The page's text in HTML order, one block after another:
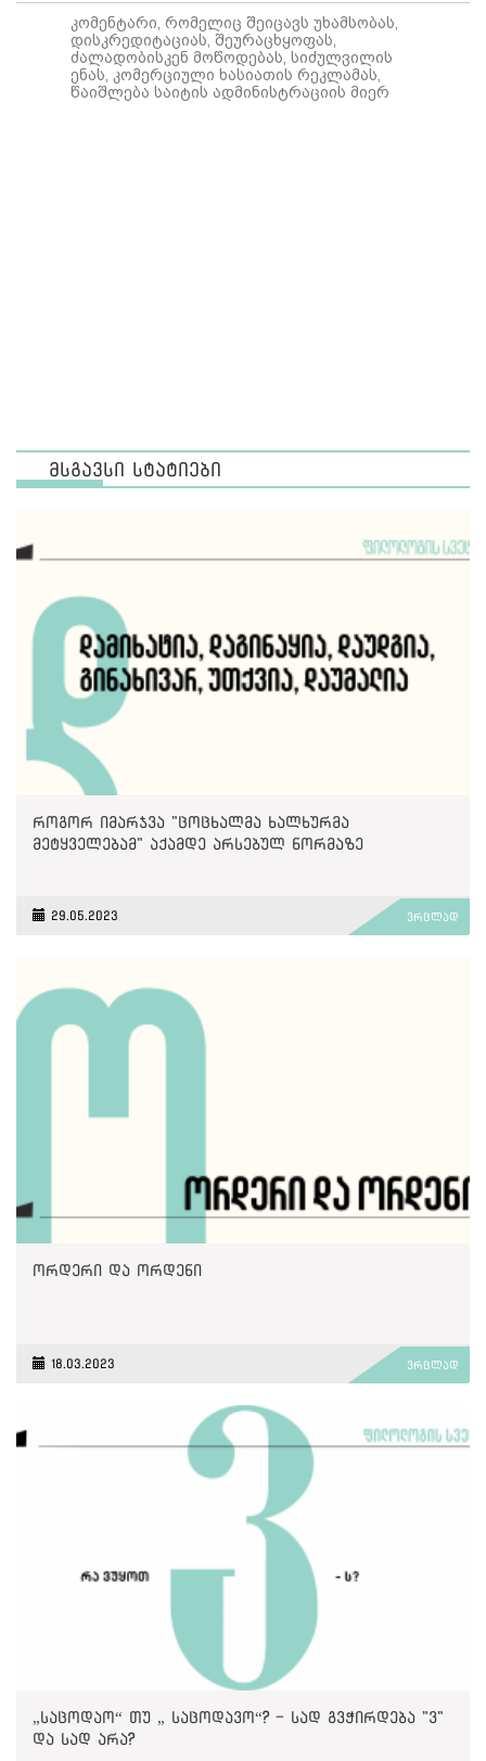
კომენტარი, რომელიც შეიცავს უხამსობას,
დისკრედიტაციას, შეურაცხყოფას,
ძალადობისკენ მოწოდებას, სიძულვილის
ენას, კომერციული ხასიათის რეკლამას,
წაიშლება საიტის ადმინისტრაციის მიერ
მსგავსი სტატიები
როგორ იმარჯვა "ცოცხალმა ხალხურმა
მეტყველებამ" აქამდე არსებულ ნორმაზე
29.05.2023 ვრცლად
ორდერი და ორდენი
18.03.2023 ვრცლად
„საცოდაო“ თუ „ საცოდავო“? - სად გვჭირდება "ვ"
და სად არა?